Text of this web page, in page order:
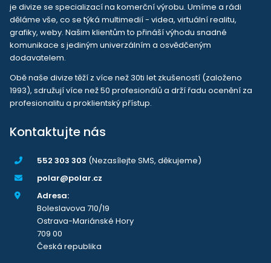
je divize se specializací na komerční výrobu. Umíme a rádi
děláme vše, co se týká multimedií - videa, virtuální realitu,
grafiky, weby. Našim klientům to přináší výhodu snadné
komunikace s jediným univerzálním a osvědčeným
dodavatelem.
Obě naše divize těží z více než 30ti let zkušeností (založeno
1993), sdružují více než 50 profesionálů a drží řadu ocenění za
profesionalitu a proklientský přístup.
Kontaktujte nás
552 303 303 (Nezasílejte SMS, děkujeme)
polar@polar.cz
Adresa:
Boleslavova 710/19
Ostrava-Mariánské Hory
709 00
Česká republika